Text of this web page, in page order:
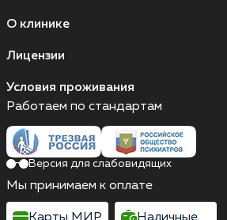
О клинике
Лицензии
Условия проживания
Работаем по стандартам
Версия для слабовидящих
Мы принимаем к оплате